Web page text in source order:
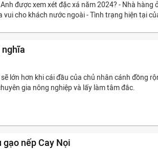
được xem xét đặc xá năm 2024? - Nhà hàng
vui cho khách nước ngoài - Tình trạng hiện tại
nghĩa
lớn hơn khi cái đầu của chủ nhân cánh đồng
gia nông nghiệp và lấy làm tâm đắc.
nếp Cay Nọi